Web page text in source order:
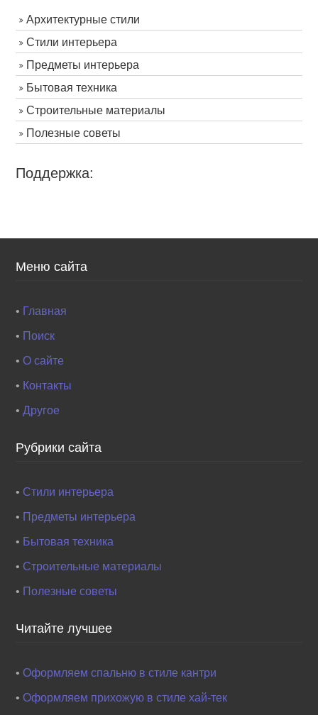
Архитектурные стили
Стили интерьера
Предметы интерьера
Бытовая техника
Строительные материалы
Полезные советы
Поддержка:
Меню сайта
• Главная
• Поиск
•О сайте
• Контакты
•Другое
Рубрики сайта
•Стили интерьера
• Предметы интерьера
• Бытовая техника
•Строительные материалы
• Полезные советы
Читайте лучшее
•Оформляем спальню в стиле кантри
•Оформляем прихожую в стиле хай-тек